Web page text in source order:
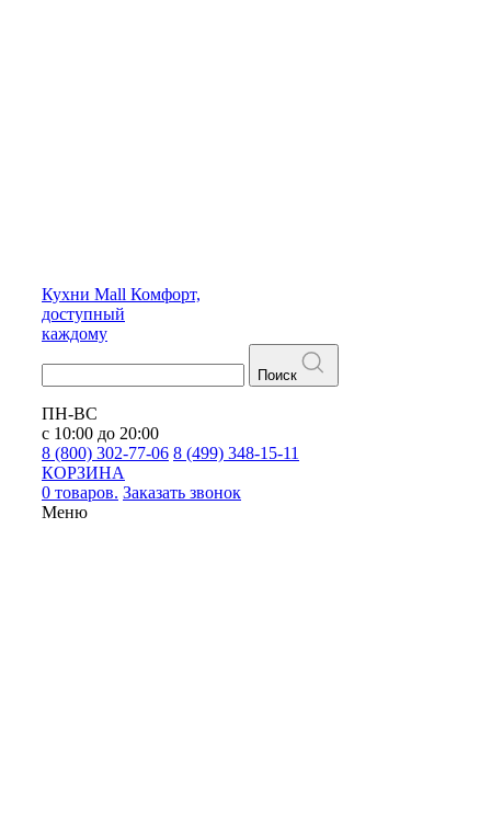
Кухни Mall Комфорт,
доступный
каждому
Поиск
ПН-ВС
с 10:00 до 20:00
8 (800) 302-77-06 8 (499) 348-15-11
КОРЗИНА
0 товаров. Заказать звонок
Меню